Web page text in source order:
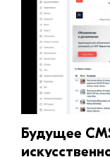
Будущее